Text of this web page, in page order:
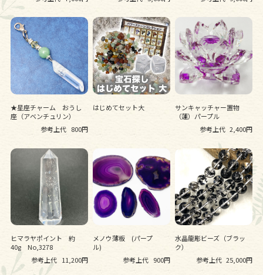
★星座チャーム おうし
座（アベンチュリン）
参考上代 800円
はじめてセット大
サンキャッチャー置物
（蓮）パープル
参考上代 2,400円
ヒマラヤポイント 約
40g No,3278
参考上代 11,200円
メノウ薄板 (パープ
ル)
参考上代 900円
水晶龍彫ビーズ（ブラッ
ク）
参考上代 25,000円